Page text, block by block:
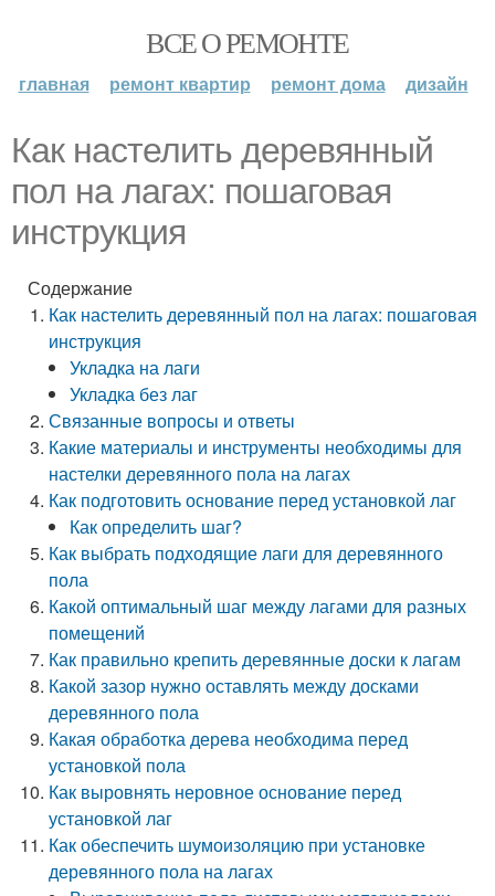
ВСЕ О РЕМОНТЕ
главная ремонт квартир ремонт дома дизайн
Как настелить деревянный
пол на лагах: пошаговая
инструкция
Содержание
Как настелить деревянный пол на лагах: пошаговая
инструкция
Укладка на лаги
Укладка без лаг
Связанные вопросы и ответы
Какие материалы и инструменты необходимы для
настелки деревянного пола на лагах
Как подготовить основание перед установкой лаг
Как определить шаг?
Как выбрать подходящие лаги для деревянного
пола
Какой оптимальный шаг между лагами для разных
помещений
Как правильно крепить деревянные доски к лагам
Какой зазор нужно оставлять между досками
деревянного пола
Какая обработка дерева необходима перед
установкой пола
Как выровнять неровное основание перед
установкой лаг
Как обеспечить шумоизоляцию при установке
деревянного пола на лагах